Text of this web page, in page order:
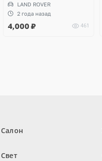
LAND ROVER
2 года назад
4,000 ₽ 461
Салон
Свет